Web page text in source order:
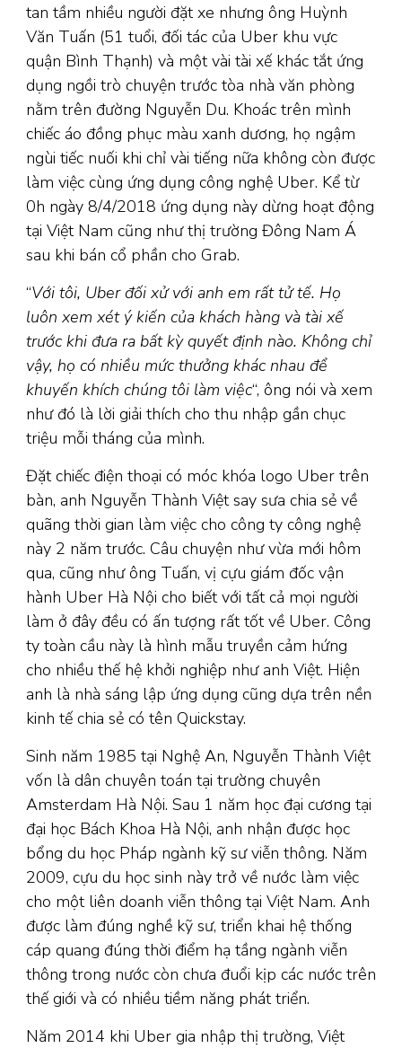
tan tầm nhiều người đặt xe nhưng ông Huỳnh
Văn Tuấn (51 tuổi, đối tác của Uber khu vực
quận Bình Thạnh) và một vài tài xế khác tắt ứng
dụng ngồi trò chuyện trước tòa nhà văn phòng
nằm trên đường Nguyễn Du. Khoác trên mình
chiếc áo đồng phục màu xanh dương, họ ngậm
ngùi tiếc nuối khi chỉ vài tiếng nữa không còn được
làm việc cùng ứng dụng công nghệ Uber. Kể từ
0h ngày 8/4/2018 ứng dụng này dừng hoạt động
tại Việt Nam cũng như thị trường Đông Nam Á
sau khi bán cổ phần cho Grab.
“Với tôi, Uber đối xử với anh em rất tử tế. Họ
luôn xem xét ý kiến của khách hàng và tài xế
trước khi đưa ra bất kỳ quyết định nào. Không chỉ
vậy, họ có nhiều mức thưởng khác nhau để
khuyến khích chúng tôi làm việc“, ông nói và xem
như đó là lời giải thích cho thu nhập gần chục
triệu mỗi tháng của mình.
Đặt chiếc điện thoại có móc khóa logo Uber trên
bàn, anh Nguyễn Thành Việt say sưa chia sẻ về
quãng thời gian làm việc cho công ty công nghệ
này 2 năm trước. Câu chuyện như vừa mới hôm
qua, cũng như ông Tuấn, vị cựu giám đốc vận
hành Uber Hà Nội cho biết với tất cả mọi người
làm ở đây đều có ấn tượng rất tốt về Uber. Công
ty toàn cầu này là hình mẫu truyền cảm hứng
cho nhiều thế hệ khởi nghiệp như anh Việt. Hiện
anh là nhà sáng lập ứng dụng cũng dựa trên nền
kinh tế chia sẻ có tên Quickstay.
Sinh năm 1985 tại Nghệ An, Nguyễn Thành Việt
vốn là dân chuyên toán tại trường chuyên
Amsterdam Hà Nội. Sau 1 năm học đại cương tại
đại học Bách Khoa Hà Nội, anh nhận được học
bổng du học Pháp ngành kỹ sư viễn thông. Năm
2009, cựu du học sinh này trở về nước làm việc
cho một liên doanh viễn thông tại Việt Nam. Anh
được làm đúng nghề kỹ sư, triển khai hệ thống
cáp quang đúng thời điểm hạ tầng ngành viễn
thông trong nước còn chưa đuổi kịp các nước trên
thế giới và có nhiều tiềm năng phát triển.
Năm 2014 khi Uber gia nhập thị trường, Việt